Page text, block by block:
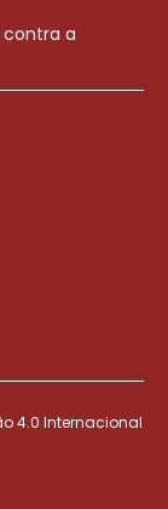
a
4.0 Internacional